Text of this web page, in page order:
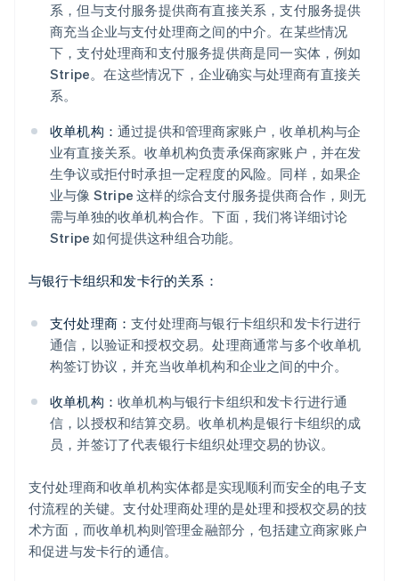
系，但与支付服务提供商有直接关系，支付服务提供
商充当企业与支付处理商之间的中介。在某些情况
下，支付处理商和支付服务提供商是同一实体，例如
Stripe。在这些情况下，企业确实与处理商有直接关
系。
收单机构： 通过提供和管理商家账户，收单机构与企
业有直接关系。收单机构负责承保商家账户，并在发
生争议或拒付时承担一定程度的风险。同样，如果企
业与像 Stripe 这样的综合支付服务提供商合作，则无
需与单独的收单机构合作。下面，我们将详细讨论
Stripe 如何提供这种组合功能。
与银行卡组织和发卡行的关系：
支付处理商：支付处理商与银行卡组织和发卡行进行
通信，以验证和授权交易。处理商通常与多个收单机
构签订协议，并充当收单机构和企业之间的中介。
收单机构： 收单机构与银行卡组织和发卡行进行通
信，以授权和结算交易。收单机构是银行卡组织的成
员，并签订了代表银行卡组织处理交易的协议。
支付处理商和收单机构实体都是实现顺利而安全的电子支
付流程的关键。支付处理商处理的是处理和授权交易的技
术方面，而收单机构则管理金融部分，包括建立商家账户
和促进与发卡行的通信。